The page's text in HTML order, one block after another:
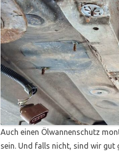
Auch einen Ölwannenschutz
sein. Und falls nicht, sind wir gut